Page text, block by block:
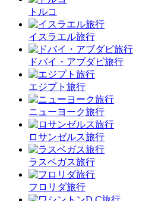
トルコ
イスラエル旅行
ドバイ・アブダビ旅行
エジプト旅行
ニューヨーク旅行
ロサンゼルス旅行
ラスベガス旅行
フロリダ旅行